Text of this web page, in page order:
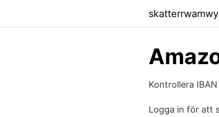
Kontrollera
Logga in för att